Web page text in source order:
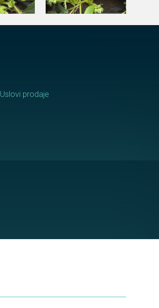
Uslovi prodaje